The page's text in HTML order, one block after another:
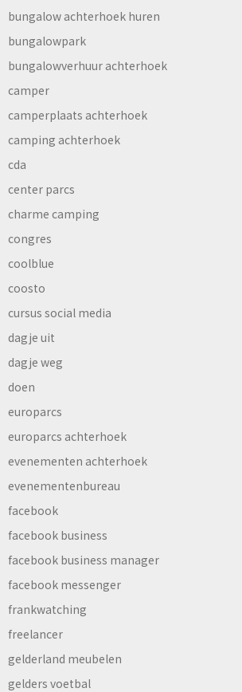
bungalow achterhoek huren
bungalowpark
bungalowverhuur achterhoek
camper
camperplaats achterhoek
camping achterhoek
cda
center parcs
charme camping
congres
coolblue
coosto
cursus social media
dagje uit
dagje weg
doen
europarcs
europarcs achterhoek
evenementen achterhoek
evenementenbureau
facebook
facebook business
facebook business manager
facebook messenger
frankwatching
freelancer
gelderland meubelen
gelders voetbal